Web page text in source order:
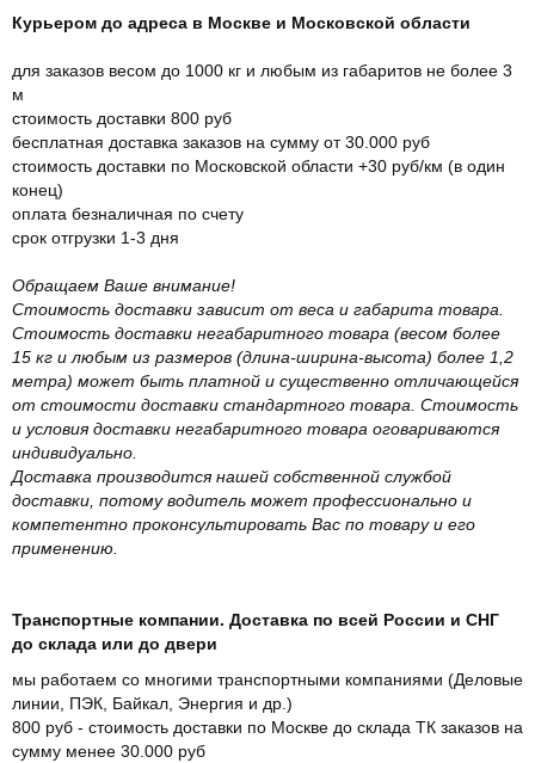
Курьером до адреса в Москве и Московской области
для заказов весом до 1000 кг и любым из габаритов не более 3
м
стоимость доставки 800 руб
бесплатная доставка заказов на сумму от 30.000 руб
стоимость доставки по Московской области +30 руб/км (в один
конец)
оплата безналичная по счету
срок отгрузки 1-3 дня
Обращаем Ваше внимание!
Стоимость доставки зависит от веса и габарита товара.
Стоимость доставки негабаритного товара (весом более
15 кг и любым из размеров (длина-ширина-высота) более 1,2
метра) может быть платной и существенно отличающейся
от стоимости доставки стандартного товара. Стоимость
и условия доставки негабаритного товара оговариваются
индивидуально.
Доставка производится нашей собственной службой
доставки, потому водитель может профессионально и
компетентно проконсультировать Вас по товару и его
применению.
Транспортные компании. Доставка по всей России и СНГ
до склада или до двери
мы работаем со многими транспортными компаниями (Деловые
линии, ПЭК, Байкал, Энергия и др.)
800 руб - стоимость доставки по Москве до склада ТК заказов на
сумму менее 30.000 руб